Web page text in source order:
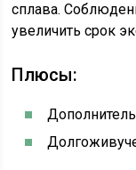
сплава.
увеличить срок
Плюсы: